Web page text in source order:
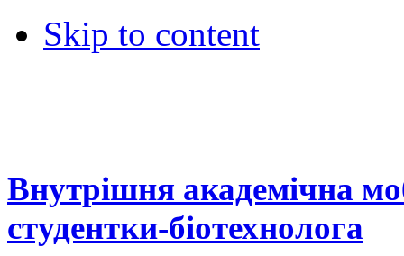
Skip to content
Внутрішня академічна
студентки-біотехнолога